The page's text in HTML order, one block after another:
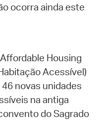
ocorra ainda este
Housing
Acessível)
novas unidades
na antiga
do Sagrado